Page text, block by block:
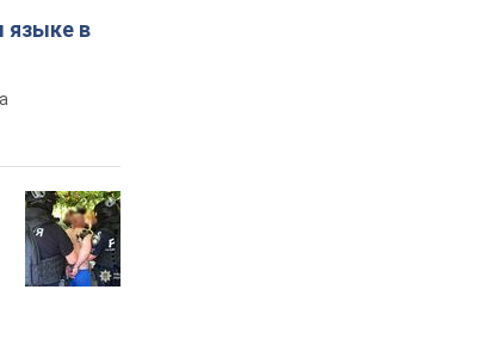
языке в